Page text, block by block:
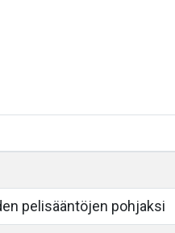
pelisääntöjen pohjaksi